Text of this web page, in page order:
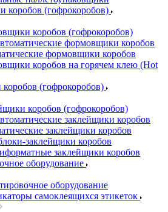
коробов (гофрокоробов)
коробов (гофрокоробов)
формовщики коробов
формовщики коробов
коробов на горячем клею (Hot
(гофрокоробов)
коробов (гофрокоробов)
заклейщики коробов
заклейщики коробов
заклейщики коробов
заклейщики коробов
оборудование
оборудование
самоклеящихся этикеток